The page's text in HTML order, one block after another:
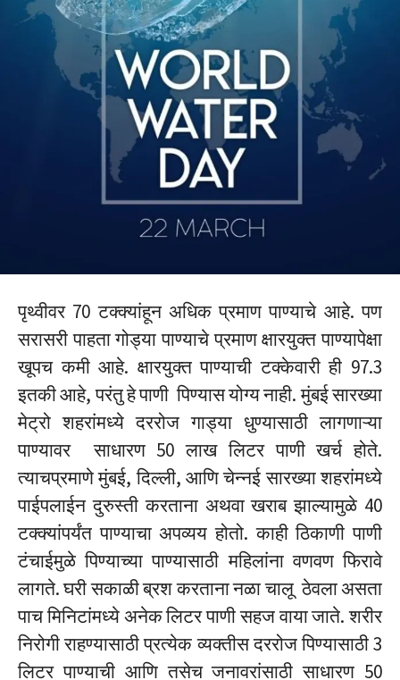
पृथ्वीवर 70 टक्क्यांहून अधिक प्रमाण पाण्याचे आहे. पण
सरासरी पाहता गोड्या पाण्याचे प्रमाण क्षारयुक्त पाण्यापेक्षा
खूपच कमी आहे. क्षारयुक्त पाण्याची टक्केवारी ही 97.3
इतकी आहे, परंतु हे पाणी पिण्यास योग्य नाही. मुंबई सारख्या
मेट्रो शहरांमध्ये दररोज गाड्या धुण्यासाठी लागणाऱ्या
पाण्यावर साधारण 50 लाख लिटर पाणी खर्च होते.
त्याचप्रमाणे मुंबई, दिल्ली, आणि चेन्नई सारख्या शहरांमध्ये
पाईपलाईन दुरुस्ती करताना अथवा खराब झाल्यामुळे 40
टक्क्यांपर्यंत पाण्याचा अपव्यय होतो. काही ठिकाणी पाणी
टंचाईमुळे पिण्याच्या पाण्यासाठी महिलांना वणवण फिरावे
लागते. घरी सकाळी ब्रश करताना नळा चालू ठेवला असता
पाच मिनिटांमध्ये अनेक लिटर पाणी सहज वाया जाते. शरीर
निरोगी राहण्यासाठी प्रत्येक व्यक्तीस दररोज पिण्यासाठी 3
लिटर पाण्याची आणि तसेच जनावरांसाठी साधारण 50